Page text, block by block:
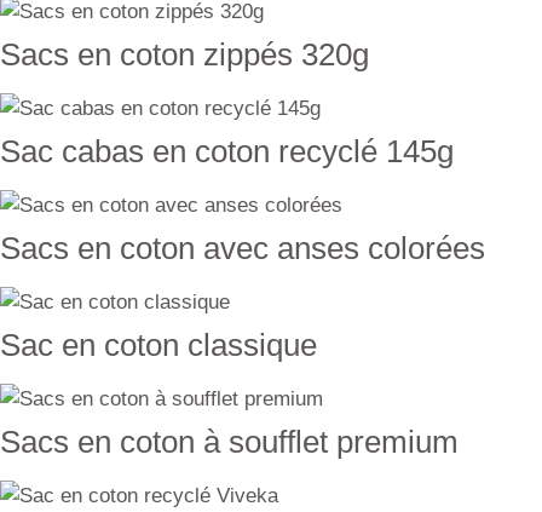
Sacs en coton zippés 320g
Sac cabas en coton recyclé 145g
Sacs en coton avec anses colorées
Sac en coton classique
Sacs en coton à soufflet premium